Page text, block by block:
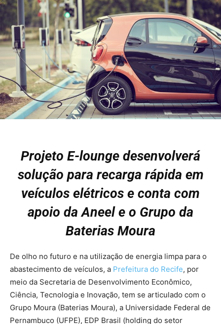
Projeto E-lounge desenvolverá
solução para recarga rápida em
veículos elétricos e conta com
apoio da Aneel e o Grupo da
Baterias Moura
De olho no futuro e na utilização de energia limpa para o
abastecimento de veículos, a Prefeitura do Recife, por
meio da Secretaria de Desenvolvimento Econômico,
Ciência, Tecnologia e Inovação, tem se articulado com o
Grupo Moura (Baterias Moura), a Universidade Federal de
Pernambuco (UFPE), EDP Brasil (holding do setor